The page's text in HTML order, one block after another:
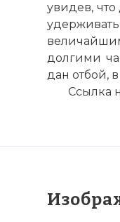
увидев, что
долгими
дан отбой,
Ссылка